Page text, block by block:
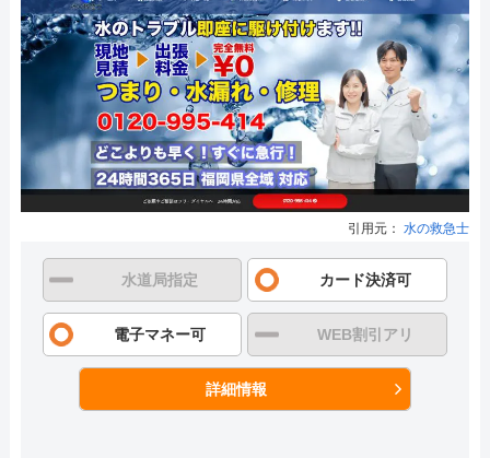
引用元： 水の救急士
水道局指定 カード決済可
電子マネー可 WEB割引アリ
詳細情報